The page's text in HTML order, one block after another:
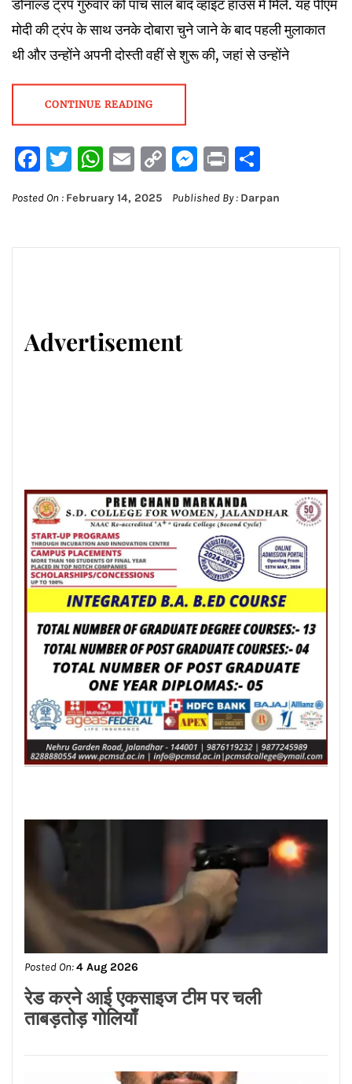
डोनाल्ड ट्रंप गुरुवार को पांच साल बाद व्हाइट हाउस में मिले. यह पीएम
मोदी की ट्रंप के साथ उनके दोबारा चुने जाने के बाद पहली मुलाकात
थी और उन्होंने अपनी दोस्ती वहीं से शुरू की, जहां से उन्होंने
CONTINUE READING
Facebook
Twitter
WhatsApp
Email
CopyMessenger
Print
Posted On : February 14, 2025 Published By : Darpan
Advertisement